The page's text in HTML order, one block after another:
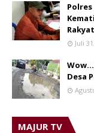
Polres
Rakyat
Juli
Desa
MAJUR TV